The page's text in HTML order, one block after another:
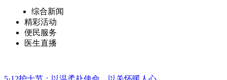
综合新闻
精彩活动
便民服务
医生直播